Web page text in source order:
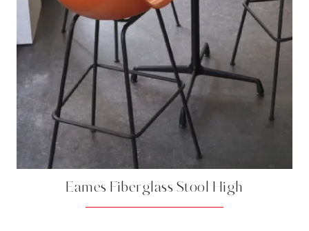
Eames Fiberglass Stool High